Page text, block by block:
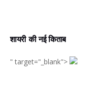
शायरी की नई किताब
" target="_blank">